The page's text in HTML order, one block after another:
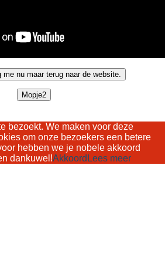
nu maar terug naar de website.
Mopje2
bezoekt. We maken voor deze
om onze bezoekers een betere
hebben we je nobele akkoord
dankuwel!Akkoord Lees meer